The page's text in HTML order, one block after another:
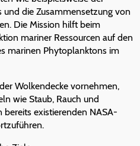
die Zusammensetzung von
Die Mission hilft beim
mariner Ressourcen auf den
marinen Phytoplanktons im
Wolkendecke vornehmen,
wie Staub, Rauch und
existierenden NASA-